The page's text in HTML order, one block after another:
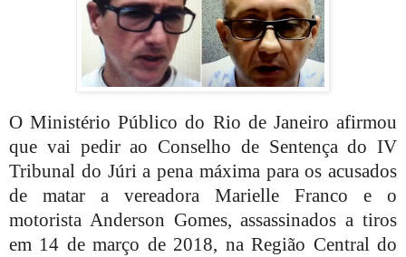
O Ministério Público do Rio de Janeiro afirmou
que vai pedir ao Conselho de Sentença do IV
Tribunal do Júri a pena máxima para os acusados
de matar a vereadora Marielle Franco e o
motorista Anderson Gomes, assassinados a tiros
em 14 de março de 2018, na Região Central do